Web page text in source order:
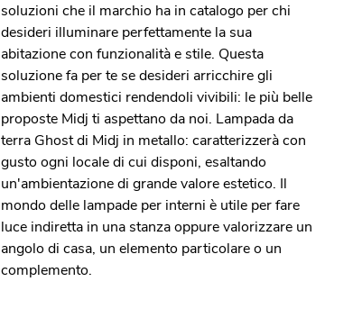
soluzioni che il marchio ha in catalogo per chi
desideri illuminare perfettamente la sua
abitazione con funzionalità e stile. Questa
soluzione fa per te se desideri arricchire gli
ambienti domestici rendendoli vivibili: le più belle
proposte Midj ti aspettano da noi. Lampada da
terra Ghost di Midj in metallo: caratterizzerà con
gusto ogni locale di cui disponi, esaltando
un'ambientazione di grande valore estetico. Il
mondo delle lampade per interni è utile per fare
luce indiretta in una stanza oppure valorizzare un
angolo di casa, un elemento particolare o un
complemento.